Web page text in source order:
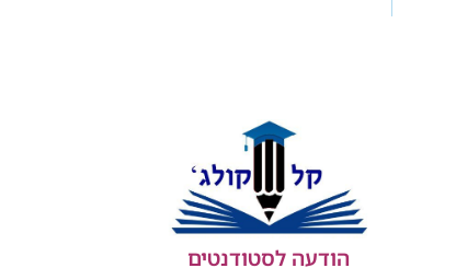
הודעה לסטודנטים